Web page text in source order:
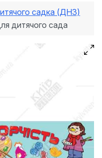
садка (ДНЗ)
дитячого сада